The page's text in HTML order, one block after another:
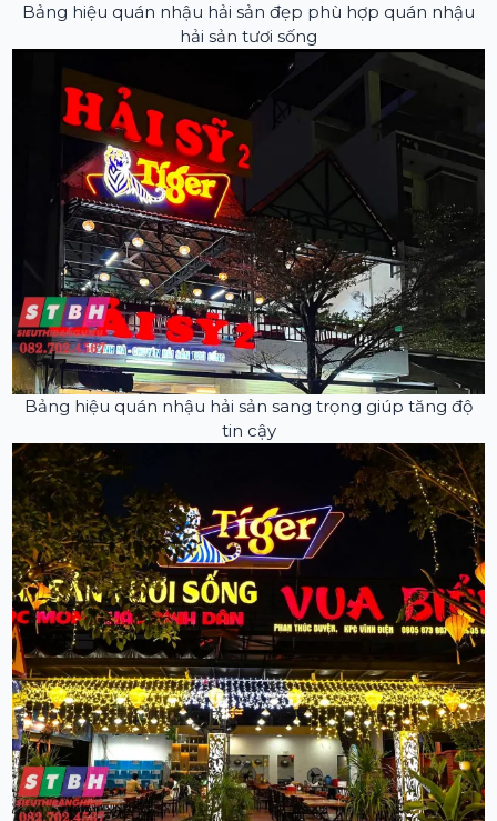
Bảng hiệu quán nhậu hải sản đẹp phù hợp quán nhậu
hải sản tươi sống
Bảng hiệu quán nhậu hải sản sang trọng giúp tăng độ
tin cậy